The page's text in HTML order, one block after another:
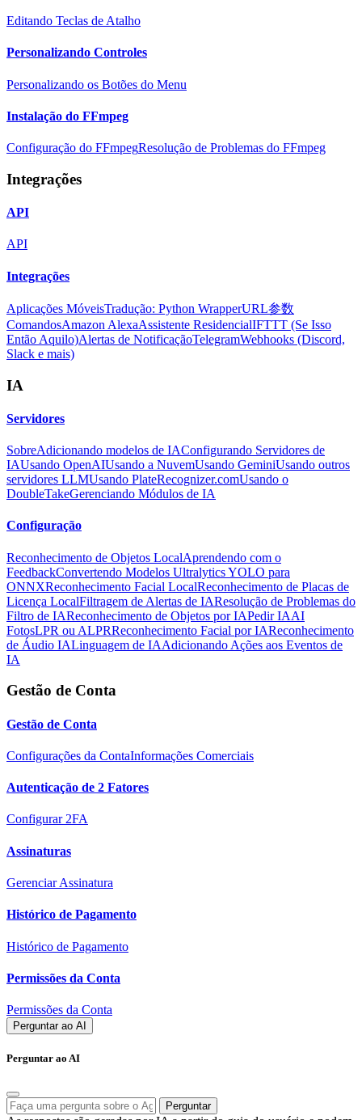
Editando Teclas de Atalho
Personalizando Controles
Personalizando os Botões do Menu
Instalação do FFmpeg
Configuração do FFmpegResolução de Problemas do FFmpeg
Integrações
API
API
Integrações
Aplicações MóveisTradução: Python WrapperURL参数
ComandosAmazon AlexaAssistente ResidencialIFTTT (Se Isso
Então Aquilo)Alertas de NotificaçãoTelegramWebhooks (Discord,
Slack e mais)
IA
Servidores
SobreAdicionando modelos de IAConfigurando Servidores de
IAUsando OpenAIUsando a NuvemUsando GeminiUsando outros
servidores LLMUsando PlateRecognizer.comUsando o
DoubleTakeGerenciando Módulos de IA
Configuração
Reconhecimento de Objetos LocalAprendendo com o
FeedbackConvertendo Modelos Ultralytics YOLO para
ONNXReconhecimento Facial LocalReconhecimento de Placas de
Licença LocalFiltragem de Alertas de IAResolução de Problemas do
Filtro de IAReconhecimento de Objetos por IAPedir IAAI
FotosLPR ou ALPRReconhecimento Facial por IAReconhecimento
de Áudio IALinguagem de IAAdicionando Ações aos Eventos de
IA
Gestão de Conta
Gestão de Conta
Configurações da ContaInformações Comerciais
Autenticação de 2 Fatores
Configurar 2FA
Assinaturas
Gerenciar Assinatura
Histórico de Pagamento
Histórico de Pagamento
Permissões da Conta
Permissões da Conta
Perguntar ao AI
Perguntar ao AI
Perguntar